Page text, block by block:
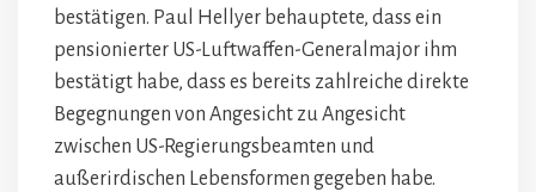
bestätigen. Paul Hellyer behauptete, dass ein
pensionierter US-Luftwaffen-Generalmajor ihm
bestätigt habe, dass es bereits zahlreiche direkte
Begegnungen von Angesicht zu Angesicht
zwischen US-Regierungsbeamten und
außerirdischen Lebensformen gegeben habe.